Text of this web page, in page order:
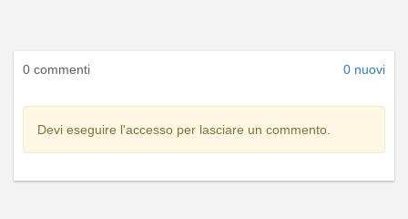
0 commenti 0 nuovi
Devi eseguire l'accesso per lasciare un commento.